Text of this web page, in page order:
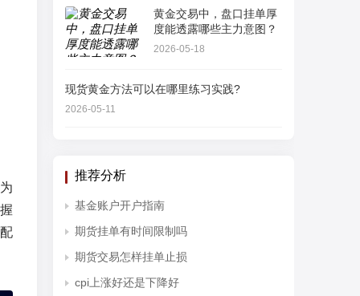
黄金交易中，盘口挂单厚
度能透露哪些主力意图？
2026-05-18
现货黄金方法可以在哪里练习实践?
2026-05-11
推荐分析
基金账户开户指南
期货挂单有时间限制吗
期货交易怎样挂单止损
cpi上涨好还是下降好